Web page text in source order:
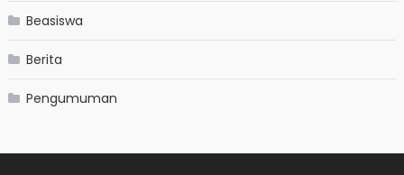
Beasiswa
Berita
Pengumuman